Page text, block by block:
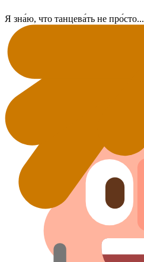
Я зна́ю, что танцева́ть не про́сто...